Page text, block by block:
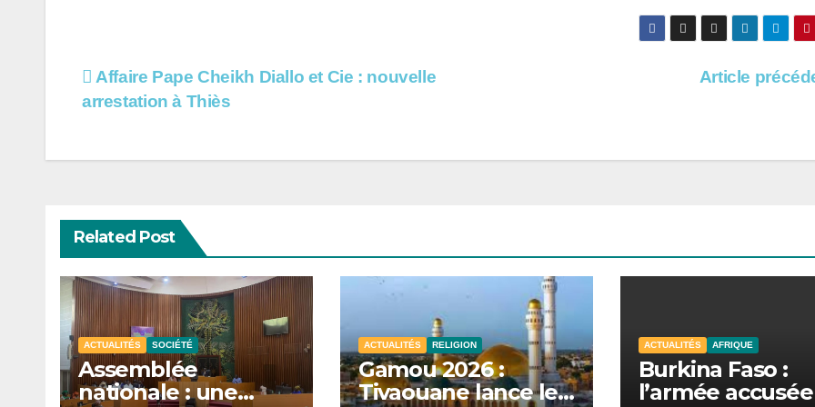
Navigation
l’article
Article
Affaire Pape Cheikh Diallo et Cie : nouvelle
arrestation à Thiès
Related Post
ACTUALITÉS SOCIÉTÉ
Assemblée
nationale : une
ACTUALITÉS RELIGION
Gamou 2026 :
Tivaouane lance les
ACTUALITÉS AFRIQUE
Burkina Faso :
l’armée